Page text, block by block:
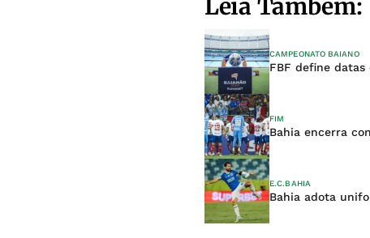
Leia Também:
CAMPEONATO BAIANO
FBF define datas
FIM
Bahia encerra
E.C.BAHIA
Bahia adota